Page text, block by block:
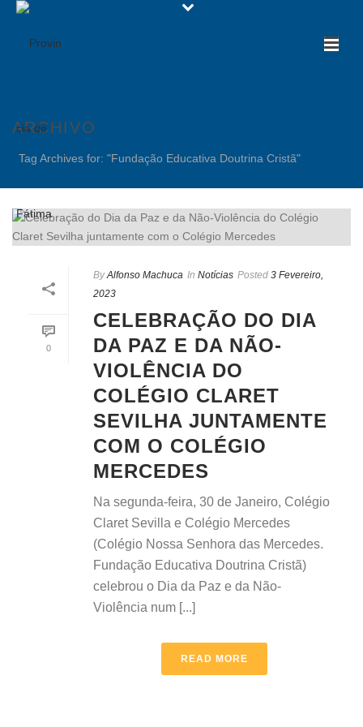
ARCHIVO
Tag Archives for: "Fundação Educativa Doutrina Cristã"
0
By Alfonso Machuca In Notícias Posted 3 Fevereiro,
2023
CELEBRAÇÃO DO DIA
DA PAZ E DA NÃO-
VIOLÊNCIA DO
COLÉGIO CLARET
SEVILHA JUNTAMENTE
COM O COLÉGIO
MERCEDES
Na segunda-feira, 30 de Janeiro, Colégio
Claret Sevilla e Colégio Mercedes
(Colégio Nossa Senhora das Mercedes.
Fundação Educativa Doutrina Cristã)
celebrou o Dia da Paz e da Não-
Violência num [...]
READ MORE